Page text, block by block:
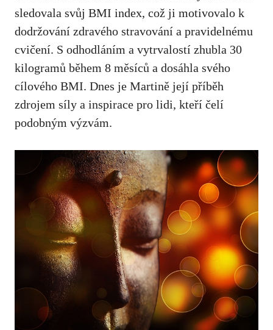
sledovala svůj BMI index, což ​ji motivovalo k
dodržování zdravého stravování a pravidelnému​
cvičení. S odhodláním a vytrvalostí zhubla 30‌
kilogramů během 8 měsíců a dosáhla svého
⁣cílového BMI. Dnes je Martině její příběh
zdrojem⁣ síly a inspirace pro lidi, kteří čelí
podobným výzvám.